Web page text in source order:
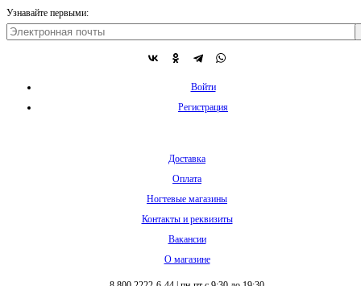
Узнавайте первыми:
Войти
Регистрация
Доставка
Оплата
Ногтевые магазины
Контакты и реквизиты
Вакансии
О магазине